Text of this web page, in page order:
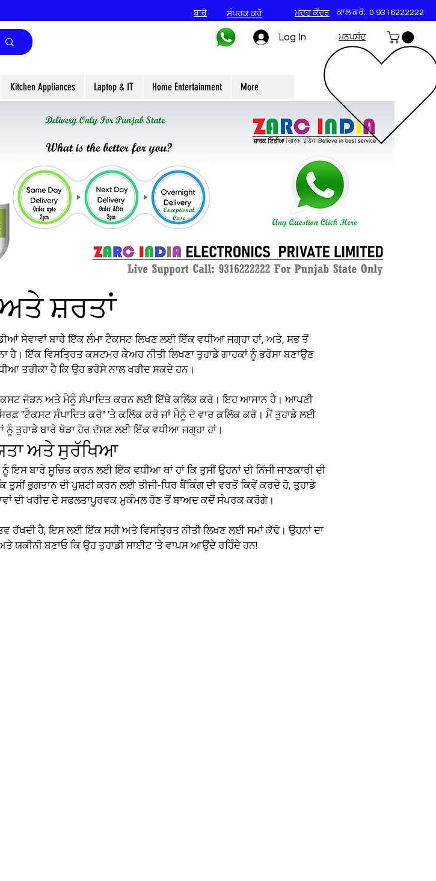
ਬਾਰੇ ਸੰਪਰਕ ਕਰੋ ਮਦਦ ਕੇਂਦਰ ਕਾਲ ਕਰੋ: 0 9316222222
Log In ਮਨਪਸੰਦ
Kitchen Appliances Laptop & IT Home Entertainment More
ਸ਼ਰਤਾਂ
ਸੇਵਾਵਾਂ ਬਾਰੇ ਇੱਕ ਲੰਮਾ ਟੈਕਸਟ ਲਿਖਣ ਲਈ ਇੱਕ ਵਧੀਆ ਜਗ੍ਹਾ ਹਾਂ, ਅਤੇ, ਸਭ ਤੋਂ
ਹੈ। ਇੱਕ ਵਿਸਤ੍ਰਿਤ ਕਸਟਮਰ ਕੇਅਰ ਨੀਤੀ ਲਿਖਣਾ ਤੁਹਾਡੇ ਗਾਹਕਾਂ ਨੂੰ ਭਰੋਸਾ ਬਣਾਉਣ
ਤਰੀਕਾ ਹੈ ਕਿ ਉਹ ਭਰੋਸੇ ਨਾਲ ਖਰੀਦ ਸਕਦੇ ਹਨ।
ਜੋੜਨ ਅਤੇ ਮੈਨੂੰ ਸੰਪਾਦਿਤ ਕਰਨ ਲਈ ਇੱਥੇ ਕਲਿੱਕ ਕਰੋ। ਇਹ ਆਸਾਨ ਹੈ। ਆਪਣੀ
"ਟੈਕਸਟ ਸੰਪਾਦਿਤ ਕਰੋ" 'ਤੇ ਕਲਿੱਕ ਕਰੋ ਜਾਂ ਮੈਨੂੰ ਦੋ ਵਾਰ ਕਲਿੱਕ ਕਰੋ। ਮੈਂ ਤੁਹਾਡੇ ਲਈ
ਨੂੰ ਤੁਹਾਡੇ ਬਾਰੇ ਥੋੜਾ ਹੋਰ ਦੱਸਣ ਲਈ ਇੱਕ ਵਧੀਆ ਜਗ੍ਹਾ ਹਾਂ।
ਅਤੇ ਸੁਰੱਖਿਆ
ਬਾਰੇ ਸੂਚਿਤ ਕਰਨ ਲਈ ਇੱਕ ਵਧੀਆ ਥਾਂ ਹਾਂ ਕਿ ਤੁਸੀਂ ਉਹਨਾਂ ਦੀ ਨਿੱਜੀ ਜਾਣਕਾਰੀ ਦੀ
ਭੁਗਤਾਨ ਦੀ ਪੁਸ਼ਟੀ ਕਰਨ ਲਈ ਤੀਜੀ-ਧਿਰ ਬੈਂਕਿੰਗ ਦੀ ਵਰਤੋਂ ਕਿਵੇਂ ਕਰਦੇ ਹੋ, ਤੁਹਾਡੇ
ਦੀ ਖਰੀਦ ਦੇ ਸਫਲਤਾਪੂਰਵਕ ਮੁਕੰਮਲ ਹੋਣ ਤੋਂ ਬਾਅਦ ਕਦੋਂ ਸੰਪਰਕ ਕਰੋਗੇ।
ਰੱਖਦੀ ਹੈ, ਇਸ ਲਈ ਇੱਕ ਸਹੀ ਅਤੇ ਵਿਸਤ੍ਰਿਤ ਨੀਤੀ ਲਿਖਣ ਲਈ ਸਮਾਂ ਕੱਢੋ। ਉਹਨਾਂ ਦਾ
ਯਕੀਨੀ ਬਣਾਓ ਕਿ ਉਹ ਤੁਹਾਡੀ ਸਾਈਟ 'ਤੇ ਵਾਪਸ ਆਉਂਦੇ ਰਹਿੰਦੇ ਹਨ!